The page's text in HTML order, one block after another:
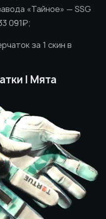
«Тайное» — SSG
091₽;
за 1 скин в
| Мята